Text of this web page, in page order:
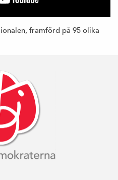
framförd på 95 olika